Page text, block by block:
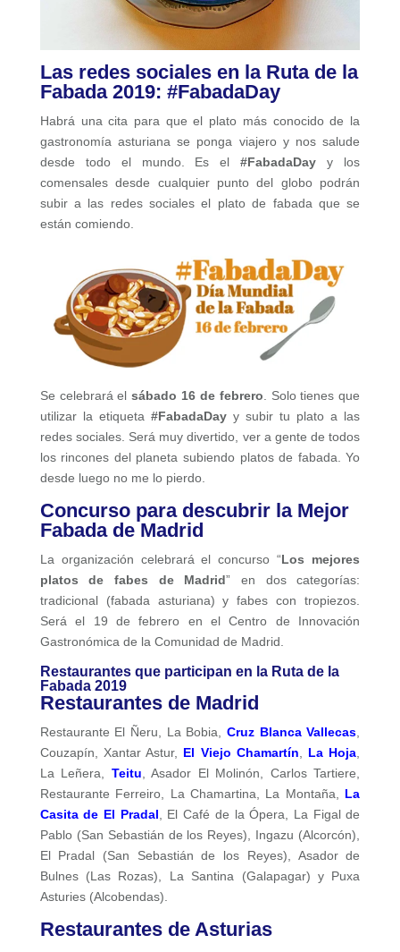
Las redes sociales en la Ruta de la
Fabada 2019: #FabadaDay
Habrá una cita para que el plato más conocido de la
gastronomía asturiana se ponga viajero y nos salude
desde todo el mundo. Es el#FabadaDayy los
comensales desde cualquier punto del globo podrán
subir a las redes sociales el plato de fabada que se
están comiendo.
Se celebrará elsábado 16 de febrero. Solo tienes que
utilizar la etiqueta #FabadaDayy subir tu plato a las
redes sociales. Será muy divertido, ver a gente de todos
los rincones del planeta subiendo platos de fabada. Yo
desde luego no me lo pierdo.
Concurso para descubrir la Mejor
Fabada de Madrid
La organización celebrará el concurso “Los mejores
platos de fabes de Madrid” en dos categorías:
tradicional (fabada asturiana) y fabes con tropiezos.
Será el 19 de febrero en el Centro de Innovación
Gastronómica de la Comunidad de Madrid.
Restaurantes que participan en la Ruta de la
Fabada 2019
Restaurantes de Madrid
Restaurante El Ñeru, La Bobia, Cruz Blanca Vallecas,
Couzapín, Xantar Astur, El Viejo Chamartín, La Hoja,
La Leñera, Teitu, Asador El Molinón, Carlos Tartiere,
Restaurante Ferreiro, La Chamartina, La Montaña, La
Casita de El Pradal, El Café de la Ópera, La Figal de
Pablo (San Sebastián de los Reyes), Ingazu (Alcorcón),
El Pradal (San Sebastián de los Reyes), Asador de
Bulnes (Las Rozas), La Santina (Galapagar) y Puxa
Asturies (Alcobendas).
Restaurantes de Asturias